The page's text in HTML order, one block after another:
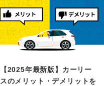
【2025年最新版】カーリー
スのメリット・デメリットを